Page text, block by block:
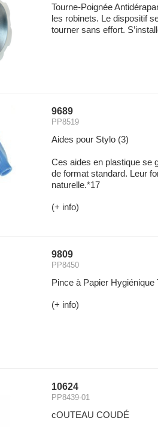
Tourne-Poignée
les robinets. Le dispositif
tourner sans effort.
9689
PP8519
Aides pour Stylo (3)
Ces aides en plastique se
de format standard. Leur
naturelle.*17
(+ info)
9809
PP8450
Pince à Papier Hygiénique
(+ info)
10624
PP8439-01
cOUTEAU COUDÉ